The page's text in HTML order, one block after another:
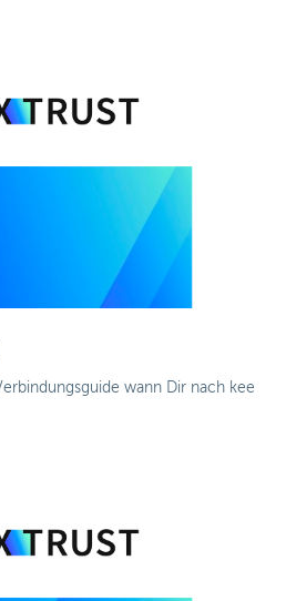
wann Dir nach kee